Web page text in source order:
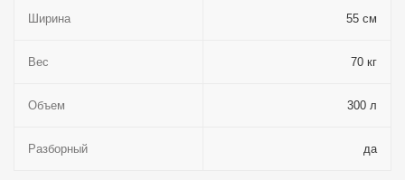
Ширина 55 см
Вес 70 кг
Объем 300 л
Разборный да